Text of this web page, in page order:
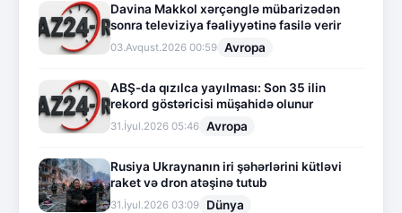
Davina Makkol xərçənglə mübarizədən
sonra televiziya fəaliyyətinə fasilə verir
03.Avqust.2026 00:59 Avropa
ABŞ-da qızılca yayılması: Son 35 ilin
rekord göstəricisi müşahidə olunur
31.İyul.2026 05:46 Avropa
Rusiya Ukraynanın iri şəhərlərini kütləvi
raket və dron atəşinə tutub
31.İyul.2026 03:09 Dünya